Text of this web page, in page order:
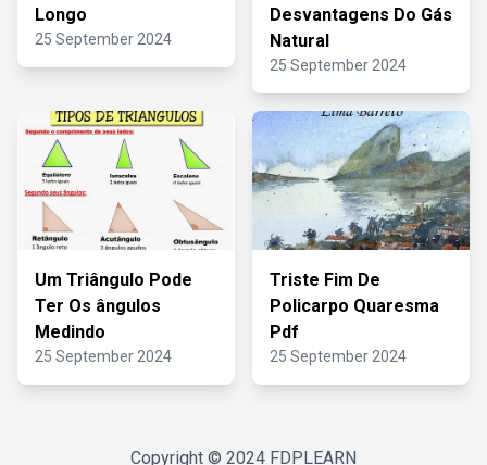
Longo
25 September 2024
Desvantagens Do Gás
Natural
25 September 2024
Um Triângulo Pode
Ter Os ângulos
Medindo
25 September 2024
Triste Fim De
Policarpo Quaresma
Pdf
25 September 2024
Copyright © 2024 FDPLEARN